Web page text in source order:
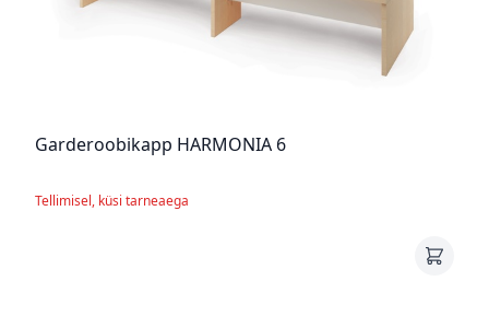
Garderoobikapp HARMONIA 6
Tellimisel, küsi tarneaega